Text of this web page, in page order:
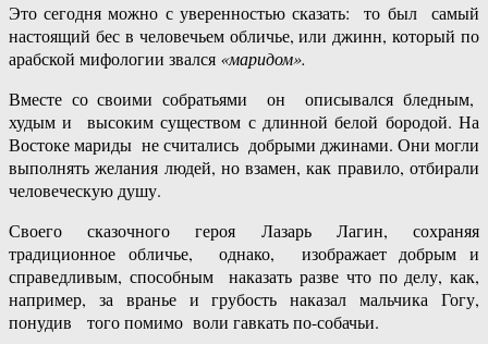
Это сегодня можно с уверенностью сказать: то был самый
настоящий бес в человечьем обличье, или джинн, который по
арабской мифологии звался «маридом».
Вместе со своими собратьями он описывался бледным,
худым и высоким существом с длинной белой бородой. На
Востоке мариды не считались добрыми джинами. Они могли
выполнять желания людей, но взамен, как правило, отбирали
человеческую душу.
Своего сказочного героя Лазарь Лагин, сохраняя
традиционное обличье, однако, изображает добрым и
справедливым, способным наказать разве что по делу, как,
например, за вранье и грубость наказал мальчика Гогу,
понудив того помимо воли гавкать по-собачьи.